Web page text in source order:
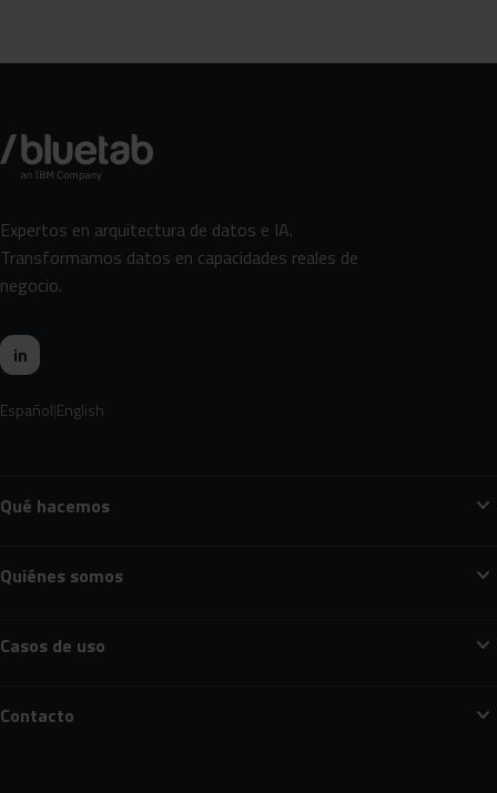
Expertos en arquitectura de datos e IA.
Transformamos datos en capacidades reales de
negocio.
in
Español English
Qué hacemos expand_more
Quiénes somos expand_more
Casos de uso expand_more
Contacto expand_more